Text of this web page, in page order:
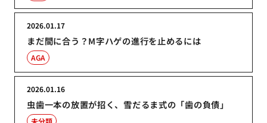
まだ間に合う？M字ハゲの進行を止めるには
2026.01.17
AGA
虫歯一本の放置が招く、雪だるま式の「歯の負債」
2026.01.16
未分類